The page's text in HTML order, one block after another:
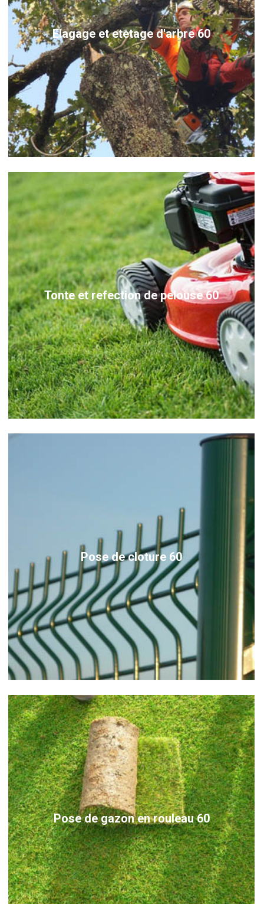
Elagage et etetage d'arbre 60
Tonte et refection de pelouse 60
Pose de cloture 60
Pose de gazon en rouleau 60